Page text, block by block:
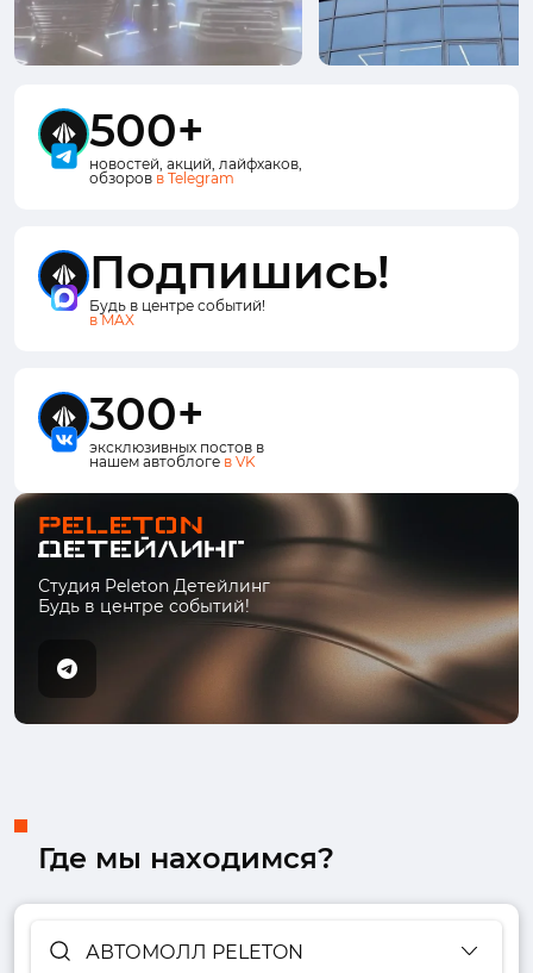
500+
новостей, акций, лайфхаков,
обзоров в Telegram
Подпишись!
Будь в центре событий!
в MAX
300+
эксклюзивных постов в
нашем автоблоге в VK
Студия Peleton Детейлинг
Будь в центре событий!
Где мы находимся?
АВТОМОЛЛ PELETON